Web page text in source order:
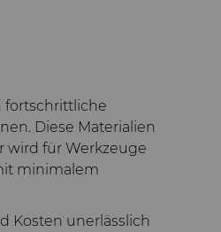
fortschrittliche
Diese Materialien
wird für Werkzeuge
minimalem
Kosten unerlässlich